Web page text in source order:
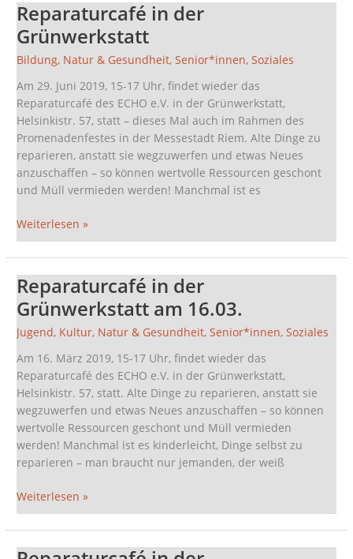
Reparaturcafé in der
Grünwerkstatt
Bildung, Natur & Gesundheit,Senior*innen,Soziales
Am 29. Juni 2019, 15-17 Uhr, findet wieder das
Reparaturcafé des ECHO e.V. in der Grünwerkstatt,
Helsinkistr. 57, statt – dieses Mal auch im Rahmen des
Promenadenfestes in der Messestadt Riem. Alte Dinge zu
reparieren, anstatt sie wegzuwerfen und etwas Neues
anzuschaffen – so können wertvolle Ressourcen geschont
und Müll vermieden werden! Manchmal ist es
Reparaturcafé
in
der
Grünwerkstatt
Weiterlesen »
Reparaturcafé in der
Grünwerkstatt am 16.03.
Jugend, Kultur, Natur & Gesundheit,Senior*innen,Soziales
Am 16. März 2019, 15-17 Uhr, findet wieder das
Reparaturcafé des ECHO e.V. in der Grünwerkstatt,
Helsinkistr. 57, statt. Alte Dinge zu reparieren, anstatt sie
wegzuwerfen und etwas Neues anzuschaffen – so können
wertvolle Ressourcen geschont und Müll vermieden
werden! Manchmal ist es kinderleicht, Dinge selbst zu
reparieren – man braucht nur jemanden, der weiß
Reparaturcafé
in
der
Grünwerkstatt
am
16.03.
Weiterlesen »
Reparaturcafé